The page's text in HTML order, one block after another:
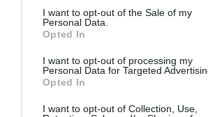
consent section.
I want to opt-out of the Sale of my
Personal Data.
Opted In
I want to opt-out of processing my
Personal Data for Targeted
Opted In
I want to opt-out of Collection, Use,